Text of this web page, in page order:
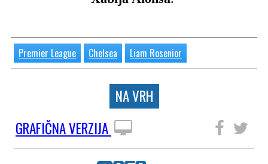
Premier League Chelsea Liam Rosenior
NA VRH
GRAFIČNA VERZIJA